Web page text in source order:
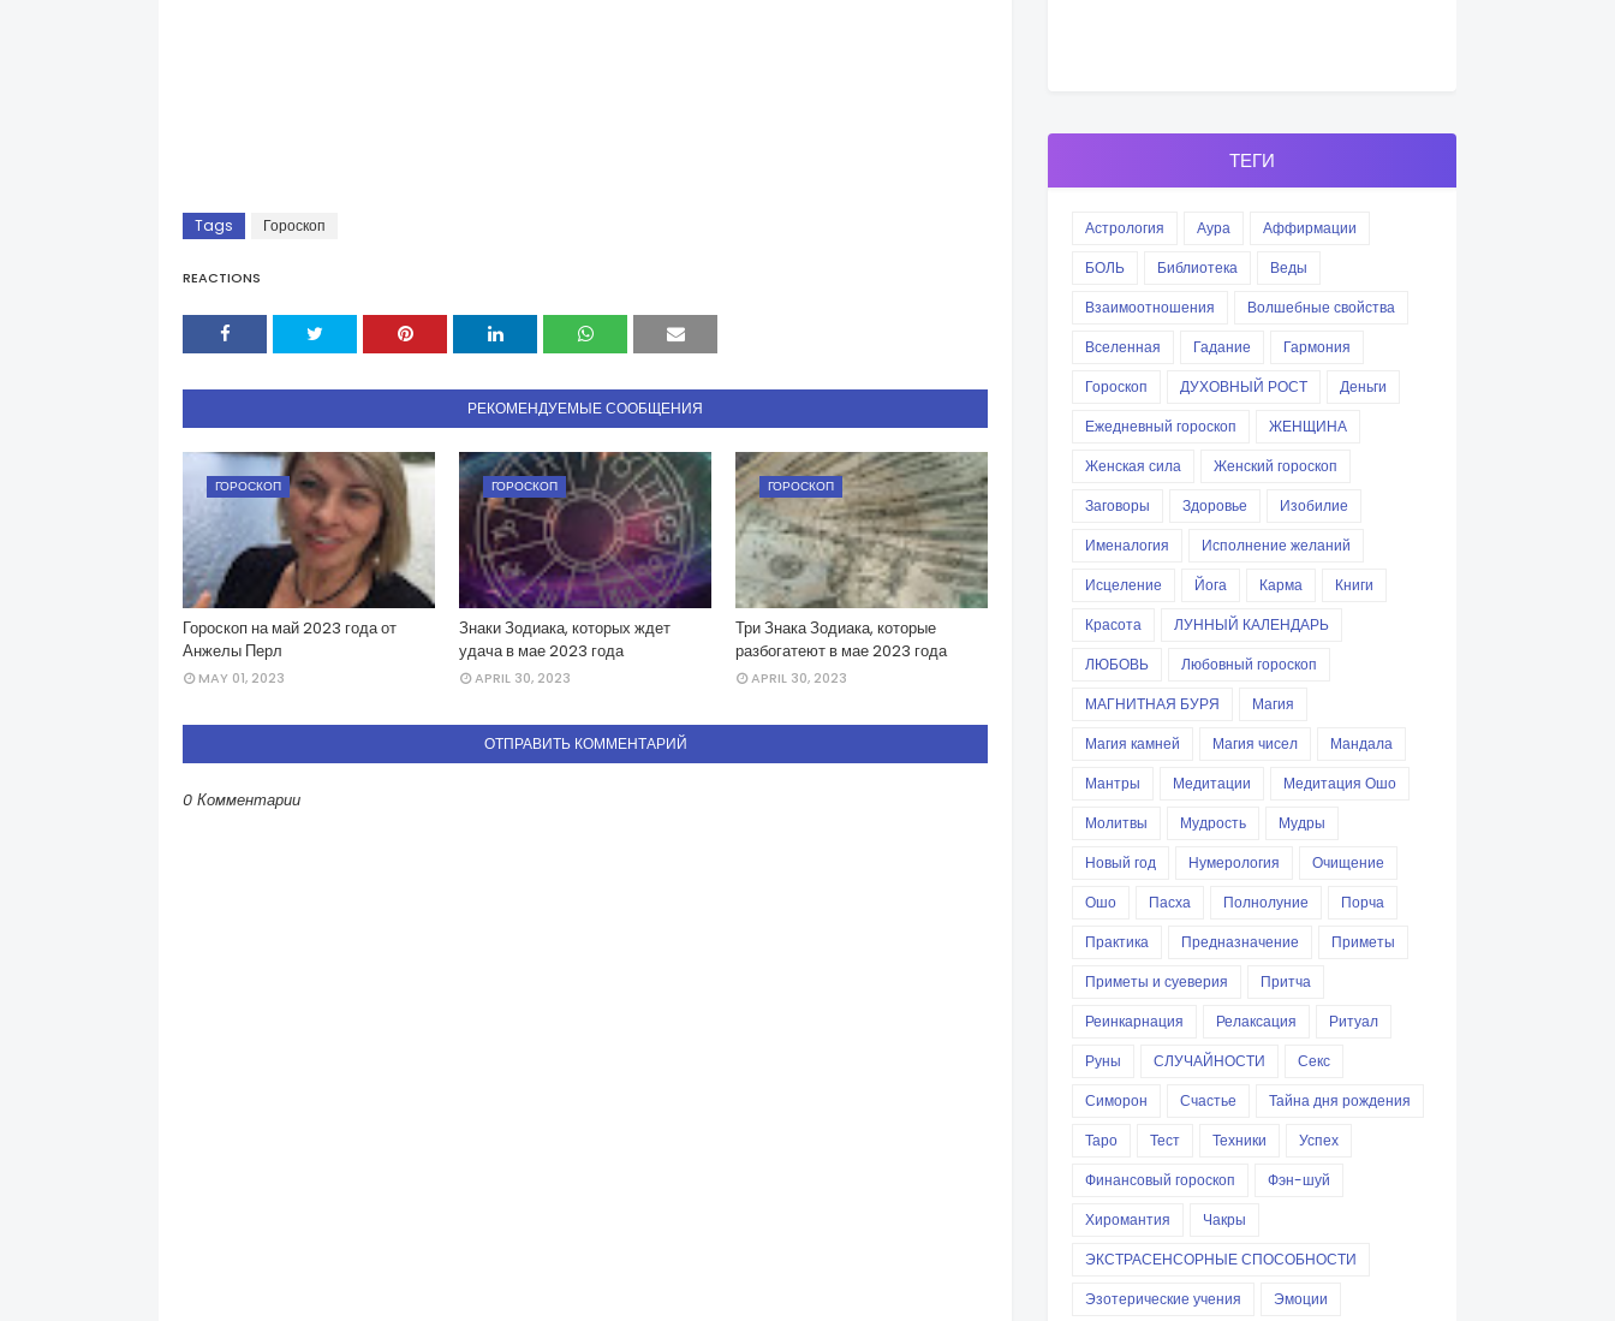
Tags Гороскоп
REACTIONS
РЕКОМЕНДУЕМЫЕ СООБЩЕНИЯ
ГОРОСКОП
Гороскоп на май 2023 года от
Анжелы Перл
MAY 01, 2023
ГОРОСКОП
Знаки Зодиака, которых ждет
удача в мае 2023 года
APRIL 30, 2023
ГОРОСКОП
Три Знака Зодиака, которые
разбогатеют в мае 2023 года
APRIL 30, 2023
ОТПРАВИТЬ КОММЕНТАРИЙ
0 Комментарии
ТЕГИ
Астрология Аура
Аффирмации
БОЛЬ
Библиотека
Веды
Взаимоотношения
Волшебные свойства
Вселенная
Гадание
Гармония
Гороскоп
ДУХОВНЫЙ РОСТ
Деньги
Ежедневный гороскоп
ЖЕНЩИНА
Женская сила
Женский гороскоп
Заговоры
Здоровье
Изобилие
Именалогия
Исполнение желаний
Исцеление
Йога Карма
Книги
Красота
ЛУННЫЙ КАЛЕНДАРЬ
ЛЮБОВЬ
Любовный гороскоп
МАГНИТНАЯ БУРЯ
Магия
Магия камней
Магия чисел
Мандала
Мантры
Медитации
Медитация Ошо
Молитвы
Мудрость
Мудры
Новый год
Нумерология
Очищение
Ошо
Пасха Полнолуние
Порча
Практика
Предназначение
Приметы
Приметы и суеверия
Притча
Реинкарнация
Релаксация
Ритуал
Руны
СЛУЧАЙНОСТИ
Секс
Симорон
Счастье
Тайна дня рождения
Таро
Тест Техники
Успех
Финансовый гороскоп
Фэн-шуй
Хиромантия
Чакры
ЭКСТРАСЕНСОРНЫЕ СПОСОБНОСТИ
Эзотерические учения
Эмоции